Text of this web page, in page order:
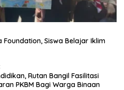
Foundation, Siswa Belajar Iklim
Rutan Bangil Fasilitasi
PKBM Bagi Warga Binaan